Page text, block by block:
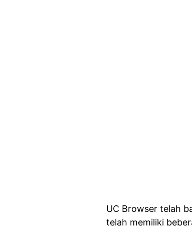
UC Browser telah
telah memiliki